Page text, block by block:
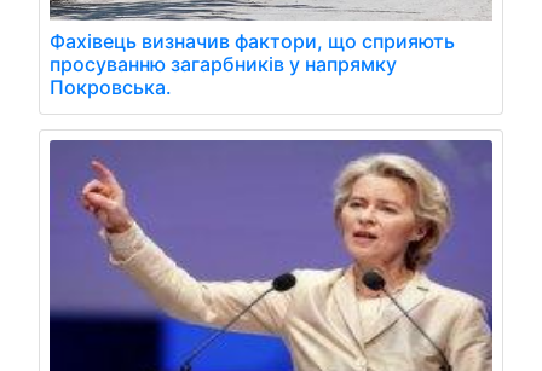
Фахівець визначив фактори, що сприяють
просуванню загарбників у напрямку
Покровська.